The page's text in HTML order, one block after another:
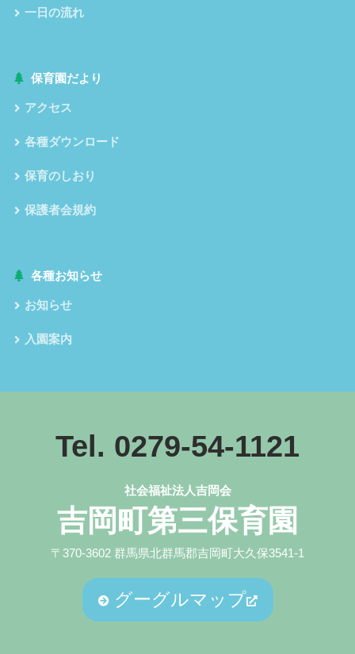
一日の流れ
保育園だより
アクセス
各種ダウンロード
保育のしおり
保護者会規約
各種お知らせ
お知らせ
入園案内
Tel. 0279-54-1121
社会福祉法人吉岡会
吉岡町第三保育園
〒370-3602 群馬県北群馬郡吉岡町大久保3541-1
グーグルマップ